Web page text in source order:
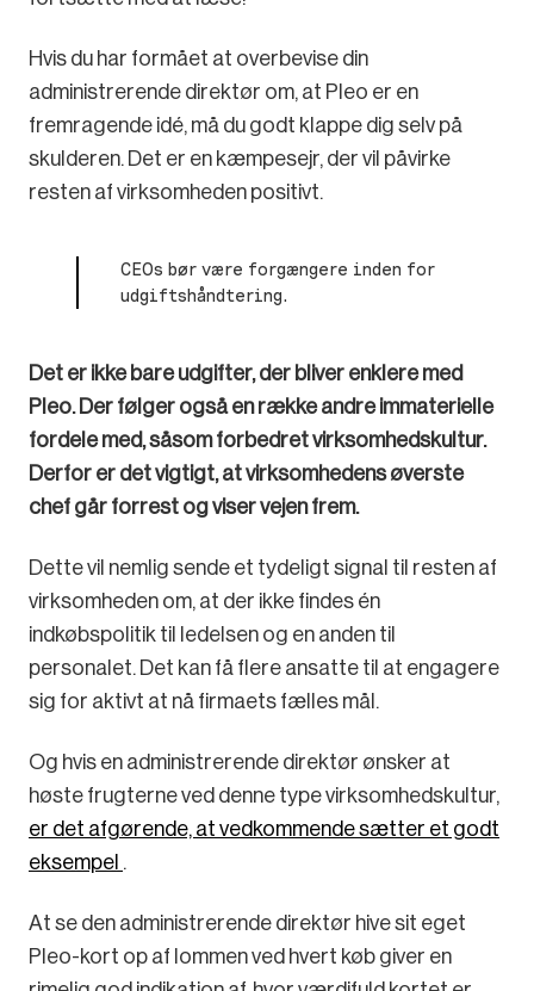
Hvis du har formået at overbevise din
administrerende direktør om, at Pleo er en
fremragende idé, må du godt klappe dig selv på
skulderen. Det er en kæmpesejr, der vil påvirke
resten af virksomheden positivt.
CEOs bør være forgængere inden for
udgiftshåndtering.
Det er ikke bare udgifter, der bliver enklere med
Pleo. Der følger også en række andre immaterielle
fordele med, såsom forbedret virksomhedskultur.
Derfor er det vigtigt, at virksomhedens øverste
chef går forrest og viser vejen frem.
Dette vil nemlig sende et tydeligt signal til resten af
virksomheden om, at der ikke findes én
indkøbspolitik til ledelsen og en anden til
personalet. Det kan få flere ansatte til at engagere
sig for aktivt at nå firmaets fælles mål.
Og hvis en administrerende direktør ønsker at
høste frugterne ved denne type virksomhedskultur,
er det afgørende, at vedkommende sætter et godt
eksempel .
At se den administrerende direktør hive sit eget
Pleo-kort op af lommen ved hvert køb giver en